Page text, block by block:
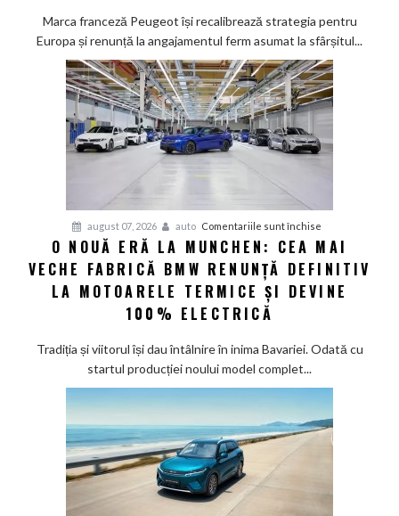
de
a
100%
electric
până
2030
șapte
noi
Marca franceză Peugeot își recalibrează strategia pentru
Europa și renunță la angajamentul ferm asumat la sfârșitul...
august 07, 2026 auto Comentariile sunt închise
O
nouă
eră
Cea
BMW
renunță
O NOUĂ ERĂ LA MUNCHEN: CEA MAI
VECHE FABRICĂ BMW RENUNȚĂ DEFINITIV
LA MOTOARELE TERMICE ȘI DEVINE
100% ELECTRICĂ
Tradiția și viitorul își dau întâlnire în inima Bavariei. Odată cu
startul producției noului model complet...